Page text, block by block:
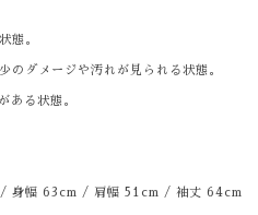
態。
のダメージや汚れが見られる状態。
ある状態。
幅 63cm / 肩幅 51cm / 袖丈 64cm